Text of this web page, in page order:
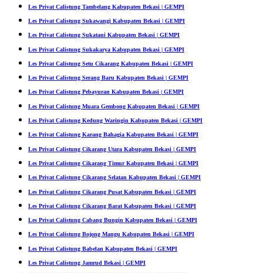
Les Privat Calistung Tambelang Kabupaten Bekasi | GEMPI
Les Privat Calistung Sukawangi Kabupaten Bekasi | GEMPI
Les Privat Calistung Sukatani Kabupaten Bekasi | GEMPI
Les Privat Calistung Sukakarya Kabupaten Bekasi | GEMPI
Les Privat Calistung Setu Cikarang Kabupaten Bekasi | GEMPI
Les Privat Calistung Serang Baru Kabupaten Bekasi | GEMPI
Les Privat Calistung Pebayuran Kabupaten Bekasi | GEMPI
Les Privat Calistung Muara Gembong Kabupaten Bekasi | GEMPI
Les Privat Calistung Kedung Waringin Kabupaten Bekasi | GEMPI
Les Privat Calistung Karang Bahagia Kabupaten Bekasi | GEMPI
Les Privat Calistung Cikarang Utara Kabupaten Bekasi | GEMPI
Les Privat Calistung Cikarang Timur Kabupaten Bekasi | GEMPI
Les Privat Calistung Cikarang Selatan Kabupaten Bekasi | GEMPI
Les Privat Calistung Cikarang Pusat Kabupaten Bekasi | GEMPI
Les Privat Calistung Cikarang Barat Kabupaten Bekasi | GEMPI
Les Privat Calistung Cabang Bungin Kabupaten Bekasi | GEMPI
Les Privat Calistung Bojong Mangu Kabupaten Bekasi | GEMPI
Les Privat Calistung Babelan Kabupaten Bekasi | GEMPI
Les Privat Calistung Jamrud Bekasi | GEMPI